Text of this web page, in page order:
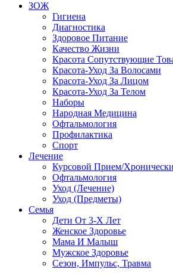
ЗОЖ
Гигиена
Диагностика
Здоровое Питание
Качество Жизни
Красота Сопутствующие
Красота-Уход За Волосами
Красота-Уход За Лицом
Красота-Уход За Телом
Наборы
Народная Медицина
Офтальмология
Профилактика
Спорт
Лечение
Курсовой Прием/
Офтальмология
Уход (Лечение)
Уход (Предметы)
Семья
Дети От 3-Х Лет
Женское Здоровье
Мама И Малыш
Мужское Здоровье
Сезон, Импульс, Травма